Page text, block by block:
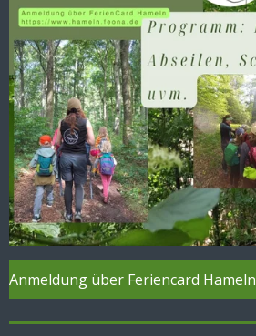
Anmeldung über Feriencard Hameln